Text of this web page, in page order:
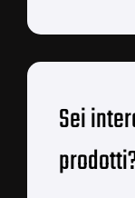
Sei